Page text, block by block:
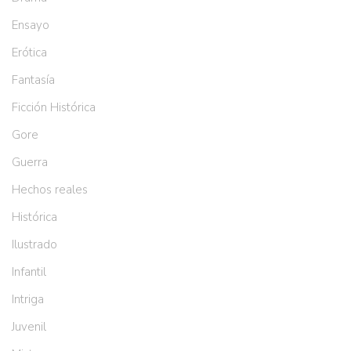
Ensayo
Erótica
Fantasía
Ficción Histórica
Gore
Guerra
Hechos reales
Histórica
Ilustrado
Infantil
Intriga
Juvenil